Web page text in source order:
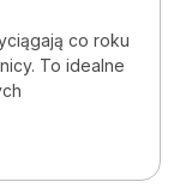
co roku
To idealne